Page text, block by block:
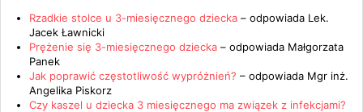
Rzadkie stolce u 3-miesięcznego dziecka – odpowiada Lek.
Jacek Ławnicki
Prężenie się 3-miesięcznego dziecka – odpowiada Małgorzata
Panek
Jak poprawić częstotliwość wypróżnień? – odpowiada Mgr inż.
Angelika Piskorz
Czy kaszel u dziecka 3 miesięcznego ma związek z infekcjami?